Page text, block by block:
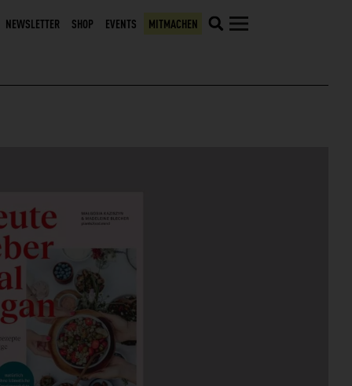
NEWSLETTER SHOP EVENTS MITMACHEN